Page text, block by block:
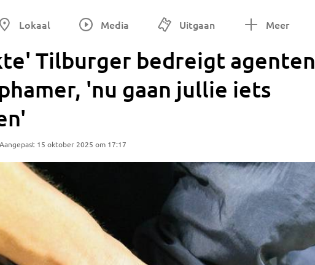
Lokaal Media Uitgaan Meer
Tilburger bedreigt agenten
'nu gaan jullie iets
15 oktober 2025 om 17:17